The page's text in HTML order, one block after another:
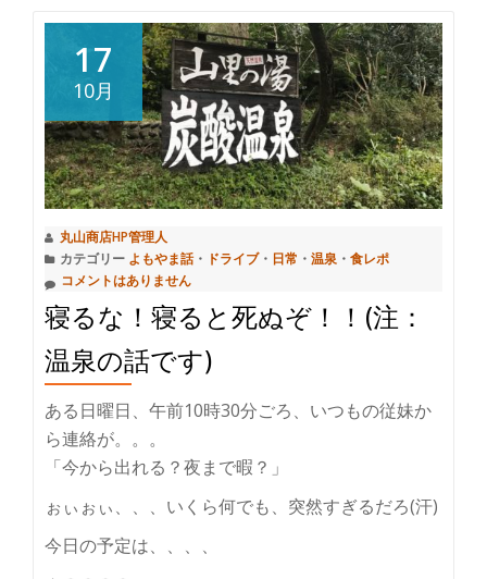
替
え
17
10月
丸山商店HP管理人
カテゴリー よもやま話・ ドライブ・ 日常 ・ 温泉 ・ 食レポ
コメントはありません
寝るな！寝ると死ぬぞ！！(注：
温泉の話です)
ある日曜日、午前10時30分ごろ、いつもの従妹か
ら連絡が。。。
「今から出れる？夜まで暇？」
ぉぃぉぃ、、、いくら何でも、突然すぎるだろ(汗)
今日の予定は、、、、